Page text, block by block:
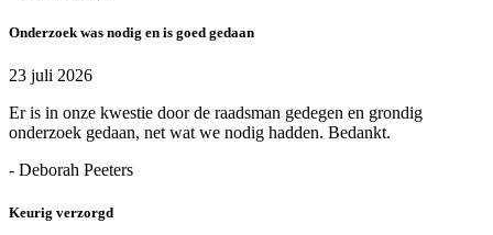
Onderzoek was nodig en is goed gedaan
23 juli 2026
Er is in onze kwestie door de raadsman gedegen en grondig
onderzoek gedaan, net wat we nodig hadden. Bedankt.
- Deborah Peeters
Keurig verzorgd